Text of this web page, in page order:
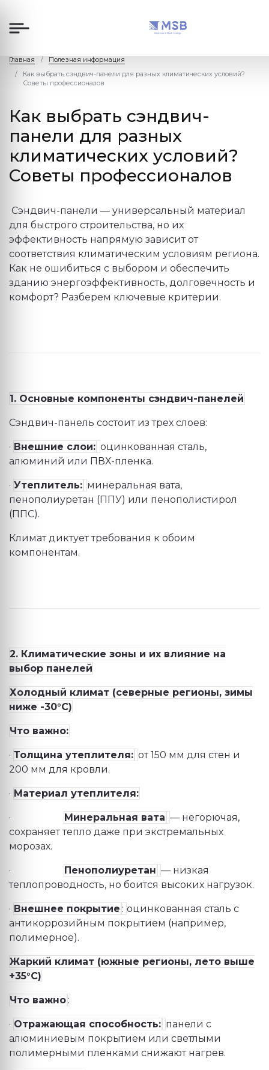
Главная
Полезная информация
Как выбрать сэндвич-панели для разных климатических условий?
Советы профессионалов
Как выбрать сэндвич-
панели для разных
климатических условий?
Советы профессионалов
Сэндвич-панели — универсальный материал
для быстрого строительства, но их
эффективность напрямую зависит от
соответствия климатическим условиям региона.
Как не ошибиться с выбором и обеспечить
зданию энергоэффективность, долговечность и
комфорт? Разберем ключевые критерии.
1. Основные компоненты сэндвич-панелей
Сэндвич-панель состоит из трех слоев:
· Внешние слои: оцинкованная сталь,
алюминий или ПВХ-пленка.
· Утеплитель: минеральная вата,
пенополиуретан (ППУ) или пенополистирол
(ППС).
Климат диктует требования к обоим
компонентам.
2. Климатические зоны и их влияние на
выбор панелей
Холодный климат (северные регионы, зимы
ниже -30°C)
Что важно:
· Толщина утеплителя: от 150 мм для стен и
200 мм для кровли.
· Материал утеплителя:
· Минеральная вата — негорючая,
сохраняет тепло даже при экстремальных
морозах.
· Пенополиуретан — низкая
теплопроводность, но боится высоких нагрузок.
· Внешнее покрытие : оцинкованная сталь с
антикоррозийным покрытием (например,
полимерное).
Жаркий климат (южные регионы, лето выше
+35°C)
Что важно :
· Отражающая способность: панели с
алюминиевым покрытием или светлыми
полимерными пленками снижают нагрев.